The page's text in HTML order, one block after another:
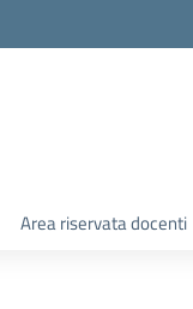
Area riservata docenti